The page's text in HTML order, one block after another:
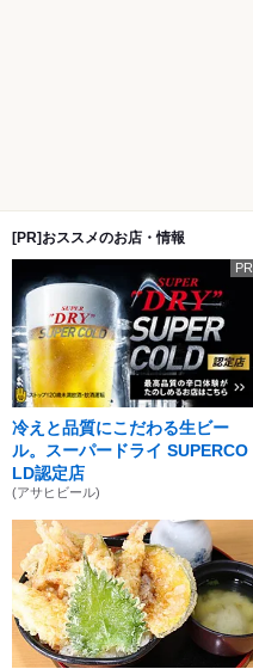
[PR]おススメのお店・情報
PR
冷えと品質にこだわる生ビー
ル。スーパードライ SUPERCO
LD認定店
(アサヒビール)